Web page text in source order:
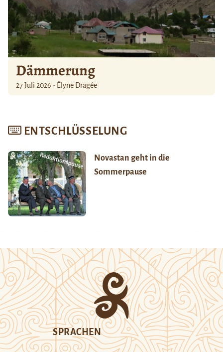
Dämmerung
27 Juli 2026 - Élyne Dragée
ENTSCHLÜSSELUNG
Novastan geht in die
Sommerpause
SPRACHEN